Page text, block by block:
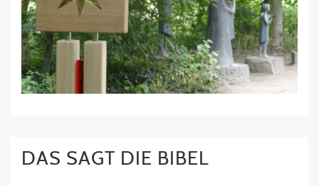
DAS SAGT DIE BIBEL